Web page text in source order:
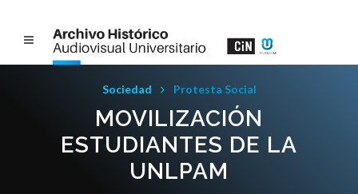
Sociedad Protesta Social
MOVILIZACIÓN
ESTUDIANTES DE LA
UNLPAM